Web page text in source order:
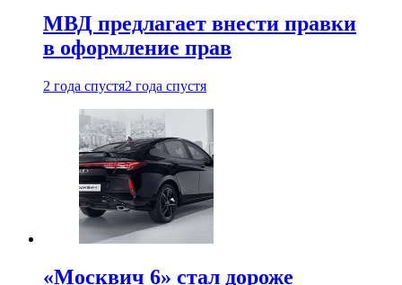
МВД предлагает внести правки
в оформление прав
2 года спустя2 года спустя
«Москвич 6» стал дороже